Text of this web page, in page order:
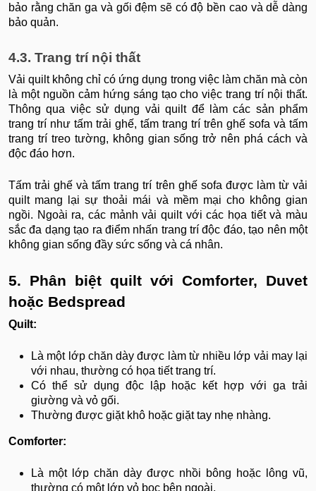
bảo rằng chăn ga và gối đệm sẽ có độ bền cao và dễ dàng
bảo quản.
4.3. Trang trí nội thất
Vải quilt không chỉ có ứng dụng trong việc làm chăn mà còn
là một nguồn cảm hứng sáng tạo cho việc trang trí nội thất.
Thông qua việc sử dụng vải quilt để làm các sản phẩm
trang trí như tấm trải ghế, tấm trang trí trên ghế sofa và tấm
trang trí treo tường, không gian sống trở nên phá cách và
độc đáo hơn.
Tấm trải ghế và tấm trang trí trên ghế sofa được làm từ vải
quilt mang lại sự thoải mái và mềm mại cho không gian
ngồi. Ngoài ra, các mảnh vải quilt với các họa tiết và màu
sắc đa dạng tạo ra điểm nhấn trang trí độc đáo, tạo nên một
không gian sống đầy sức sống và cá nhân.
5. Phân biệt quilt với Comforter, Duvet
hoặc Bedspread
Quilt:
Là một lớp chăn dày được làm từ nhiều lớp vải may lại
với nhau, thường có họa tiết trang trí.
Có thể sử dụng độc lập hoặc kết hợp với ga trải
giường và vỏ gối.
Thường được giặt khô hoặc giặt tay nhẹ nhàng.
Comforter:
Là một lớp chăn dày được nhồi bông hoặc lông vũ,
thường có một lớp vỏ bọc bên ngoài.